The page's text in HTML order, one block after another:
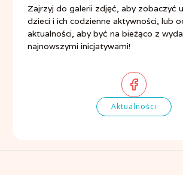
Zajrzyj do galerii zdjęć, aby zobaczyć
dzieci i ich codzienne aktywności, lub
aktualności, aby być na bieżąco z
najnowszymi inicjatywami!
Aktualności